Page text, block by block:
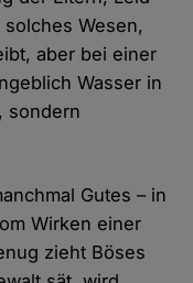
Wesen,
aber bei einer
Wasser in
sondern
Gutes – in
Wirken einer
zieht Böses